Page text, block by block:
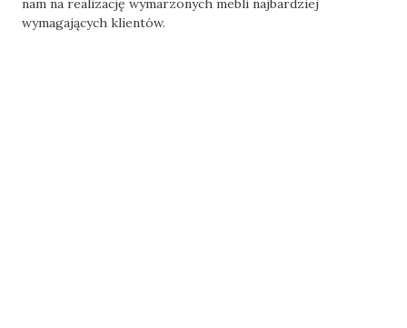
nam na realizację wymarzonych mebli najbardziej
wymagających klientów.